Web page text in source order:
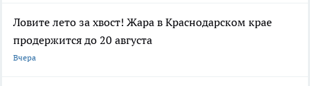
Ловите лето за хвост! Жара в Краснодарском крае
продержится до 20 августа
Вчера